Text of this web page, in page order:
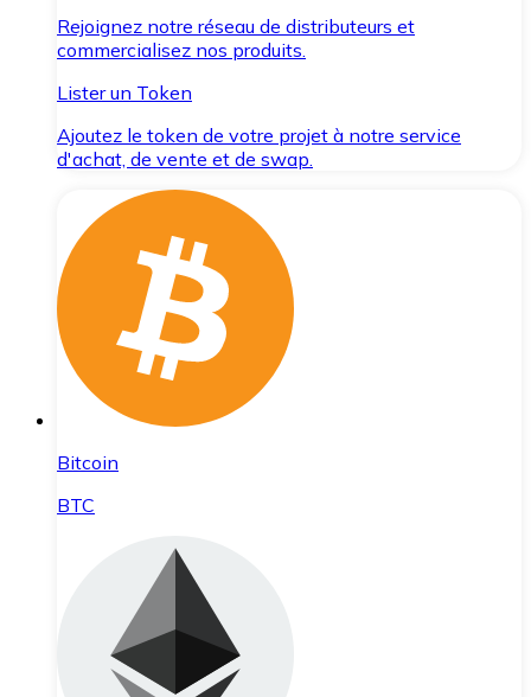
Rejoignez notre réseau de distributeurs et
commercialisez nos produits.
Lister un Token
Ajoutez le token de votre projet à notre service
d'achat, de vente et de swap.
Bitcoin
BTC